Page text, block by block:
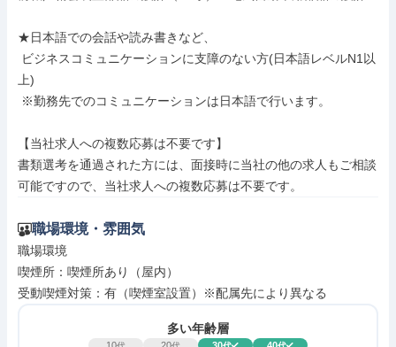
★日本語での会話や読み書きなど、
上)
【当社求人への複数応募は不要です】
書類選考を通過された方には、面接時に当社の他の求人もご相談
可能ですので、当社求人への複数応募は不要です。
職場環境・雰囲気
職場環境
喫煙所：喫煙所あり（屋内）
受動喫煙対策：有（喫煙室設置）※配属先により異なる
多い年齢層